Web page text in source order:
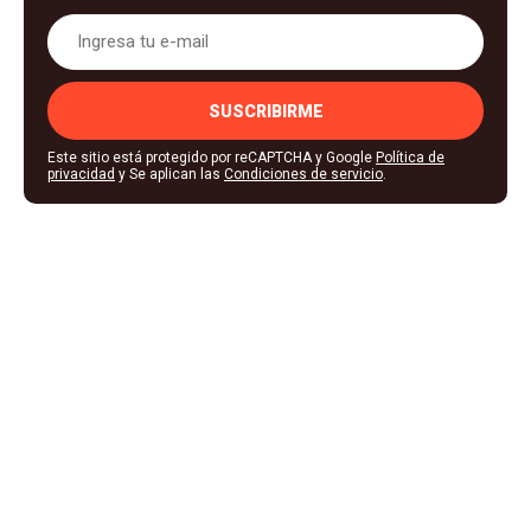
SUSCRIBIRME
Este sitio está protegido por reCAPTCHA y Google Política de
privacidad y Se aplican las Condiciones de servicio.